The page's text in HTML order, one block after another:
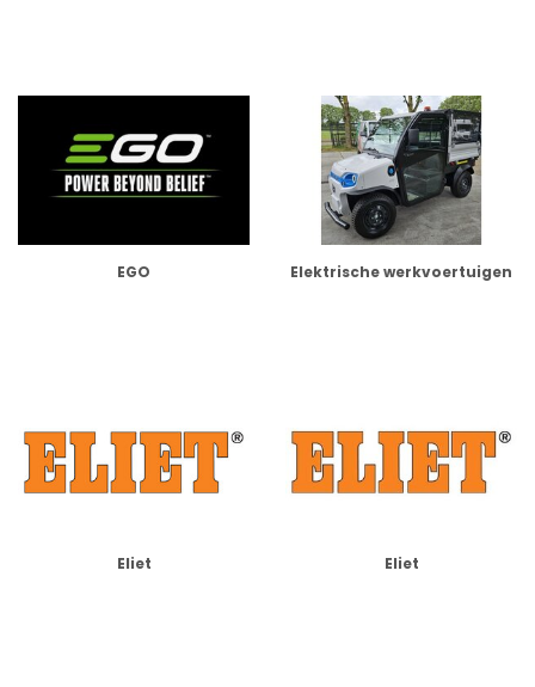
EGO Elektrische werkvoertuigen
Eliet Eliet